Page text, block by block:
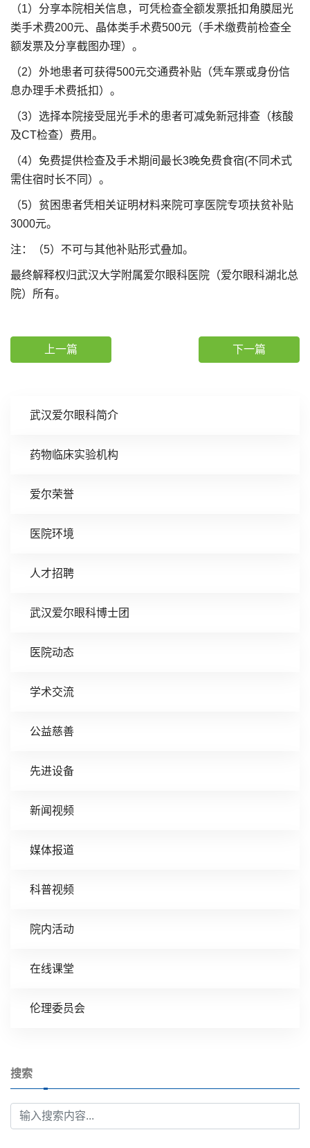
武汉爱尔眼科简介
药物临床实验机构
爱尔荣誉
医院环境
人才招聘
武汉爱尔眼科博士团
医院动态
学术交流
公益慈善
先进设备
新闻视频
媒体报道
科普视频
院内活动
在线课堂
伦理委员会
搜索
（1）分享本院相关信息，可凭检查全额发票抵扣角膜屈光
类手术费200元、晶体类手术费500元（手术缴费前检查全
额发票及分享截图办理）。
（2）外地患者可获得500元交通费补贴（凭车票或身份信
息办理手术费抵扣）。
（3）选择本院接受屈光手术的患者可减免新冠排查（核酸
及CT检查）费用。
（4）免费提供检查及手术期间最长3晚免费食宿(不同术式
需住宿时长不同）。
（5）贫困患者凭相关证明材料来院可享医院专项扶贫补贴
3000元。
注：（5）不可与其他补贴形式叠加。
最终解释权归武汉大学附属爱尔眼科医院（爱尔眼科湖北总
院）所有。
上一篇 下一篇